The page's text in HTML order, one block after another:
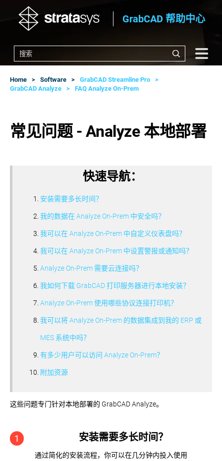
GrabCAD 帮助中心
Home Software
GrabCAD Streamline Pro
GrabCAD Analyze
FAQ Analyze On-Prem
常见问题 - Analyze 本地部署
快速导航：
安装需要多长时间？
我的数据在 Analyze On-Prem 中安全吗？
我可以在 Analyze On-Prem 中自定义仪表盘吗？
我可以在 Analyze On-Prem 中设置警报或通知吗？
Analyze On-Prem 需要云连接吗？
我如何下载 GrabCAD 打印服务器进行本地安装？
Analyze On-Prem 使用哪些协议连接打印机？
我可以将 Analyze On-Prem 的数据集成到我的 ERP 或
MES 系统中吗？
有多少用户可以访问 Analyze On-Prem？
附加资源
这些问题专门针对本地部署的 GrabCAD Analyze。
1 安装需要多长时间？
通过简化的安装流程，你可以在几分钟内投入使用